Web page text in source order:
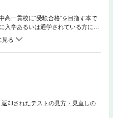
高一貫校に“受験合格”を目指す本で
学あるいは通学されている方に向
の勉強の仕方・方法、定期テスト前
ものとなります。現在、私立校・中
の進級・進学に不安がある方に、自
校での「定期テスト」「成績」の
却されたテストの見方・見直しの